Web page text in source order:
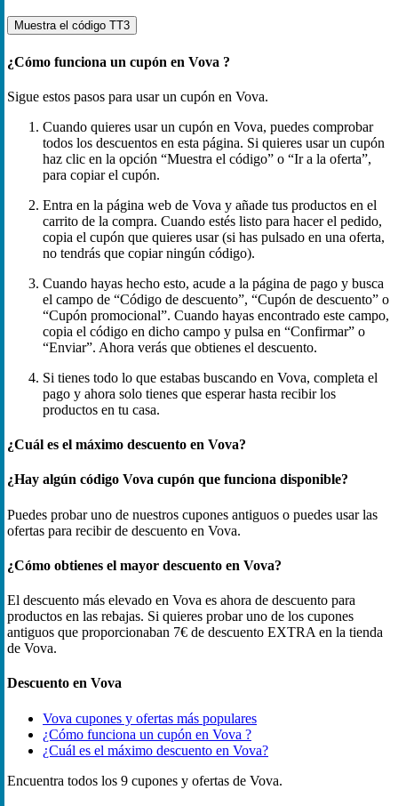
Muestra el código TT3
¿Cómo funciona un cupón en Vova ?
Sigue estos pasos para usar un cupón en Vova.
Cuando quieres usar un cupón en Vova, puedes comprobar
todos los descuentos en esta página. Si quieres usar un cupón
haz clic en la opción “Muestra el código” o “Ir a la oferta”,
para copiar el cupón.
Entra en la página web de Vova y añade tus productos en el
carrito de la compra. Cuando estés listo para hacer el pedido,
copia el cupón que quieres usar (si has pulsado en una oferta,
no tendrás que copiar ningún código).
Cuando hayas hecho esto, acude a la página de pago y busca
el campo de “Código de descuento”, “Cupón de descuento” o
“Cupón promocional”. Cuando hayas encontrado este campo,
copia el código en dicho campo y pulsa en “Confirmar” o
“Enviar”. Ahora verás que obtienes el descuento.
Si tienes todo lo que estabas buscando en Vova, completa el
pago y ahora solo tienes que esperar hasta recibir los
productos en tu casa.
¿Cuál es el máximo descuento en Vova?
¿Hay algún código Vova cupón que funciona disponible?
Puedes probar uno de nuestros cupones antiguos o puedes usar las
ofertas para recibir de descuento en Vova.
¿Cómo obtienes el mayor descuento en Vova?
El descuento más elevado en Vova es ahora de descuento para
productos en las rebajas. Si quieres probar uno de los cupones
antiguos que proporcionaban 7€ de descuento EXTRA en la tienda
de Vova.
Descuento en Vova
Vova cupones y ofertas más populares
¿Cómo funciona un cupón en Vova ?
¿Cuál es el máximo descuento en Vova?
Encuentra todos los 9 cupones y ofertas de Vova.